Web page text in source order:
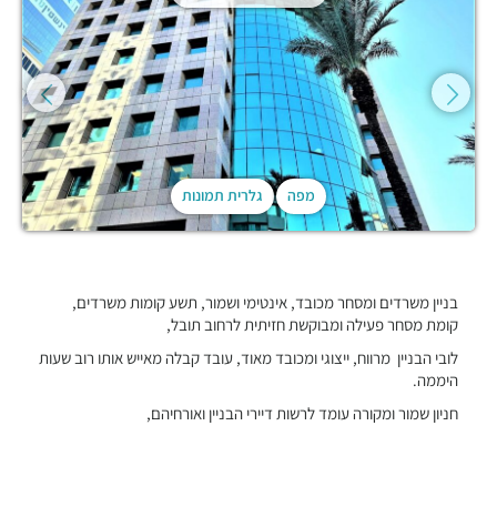
מפה גלרית תמונות
בניין משרדים ומסחר מכובד, אינטימי ושמור, תשע קומות משרדים,
קומת מסחר פעילה ומבוקשת חזיתית לרחוב תובל,
לובי הבניין מרווח, ייצוגי ומכובד מאוד, עובד קבלה מאייש אותו רוב שעות
היממה.
חניון שמור ומקורה עומד לרשות דיירי הבניין ואורחיהם,